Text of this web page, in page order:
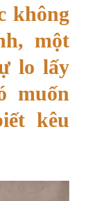
không
một
lo lấy
muốn
kêu